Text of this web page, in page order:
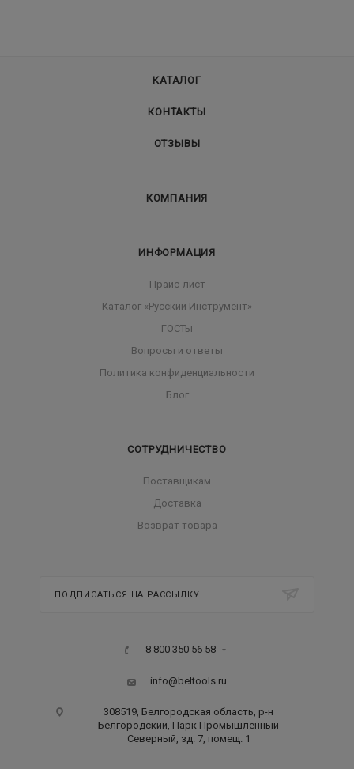
КАТАЛОГ
КОНТАКТЫ
ОТЗЫВЫ
КОМПАНИЯ
ИНФОРМАЦИЯ
Прайс-лист
Каталог «Русский Инструмент»
ГОСТы
Вопросы и ответы
Политика конфиденциальности
Блог
СОТРУДНИЧЕСТВО
Поставщикам
Доставка
Возврат товара
ПОДПИСАТЬСЯ НА РАССЫЛКУ
8 800 350 56 58
info@beltools.ru
308519, Белгородская область, р-н
Белгородский, Парк Промышленный
Северный, зд. 7, помещ. 1